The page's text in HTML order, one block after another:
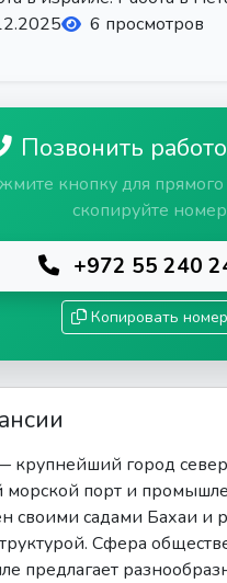
6 просмотров
Позвонить
кнопку для
скопируйте номер
+972 55 240
Копировать номер
крупнейший город
порт и
своими садами Бахаи и
Сфера
предлагает